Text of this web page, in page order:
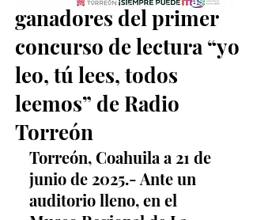
ganadores del primer
concurso de lectura “yo
leo, tú lees, todos
leemos” de Radio
Torreón
Torreón, Coahuila a 21 de
junio de 2025.- Ante un
auditorio lleno, en el